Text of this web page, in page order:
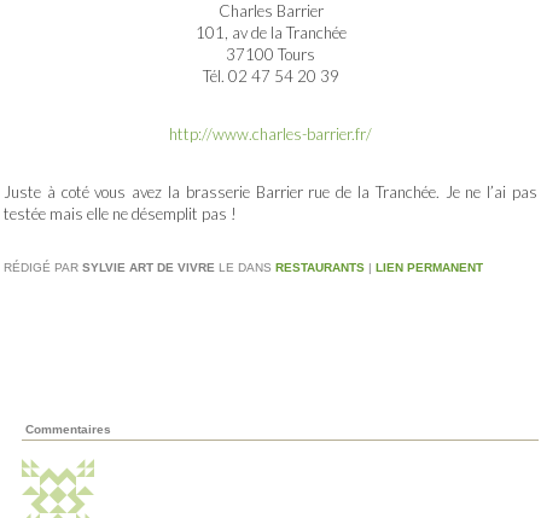
Charles Barrier
101, av de la Tranchée
37100 Tours
Tél. 02 47 54 20 39
http://www.charles-barrier.fr/
Juste à coté vous avez la brasserie Barrier rue de la Tranchée. Je ne l’ai pas
testée mais elle ne désemplit pas !
RÉDIGÉ PAR SYLVIE ART DE VIVRE LE DANS RESTAURANTS LIEN PERMANENT
Commentaires